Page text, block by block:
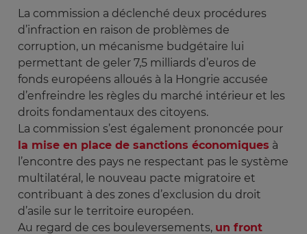
La commission a déclenché deux procédures
d’infraction en raison de problèmes de
corruption, un mécanisme budgétaire lui
permettant de geler 7,5 milliards d’euros de
fonds européens alloués à la Hongrie accusée
d’enfreindre les règles du marché intérieur et les
droits fondamentaux des citoyens.
La commission s’est également prononcée pour
la mise en place de sanctions économiques à
l’encontre des pays ne respectant pas le système
multilatéral, le nouveau pacte migratoire et
contribuant à des zones d’exclusion du droit
d’asile sur le territoire européen.
Au regard de ces bouleversements, un front